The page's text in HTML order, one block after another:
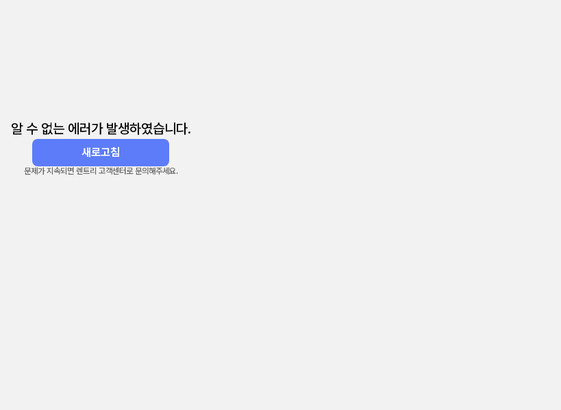
알 수 없는 에러가 발생하였습니다.
새로고침
문제가 지속되면 렌트리 고객센터로 문의해주세요.